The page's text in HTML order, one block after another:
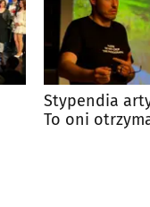
Stypendia
To oni